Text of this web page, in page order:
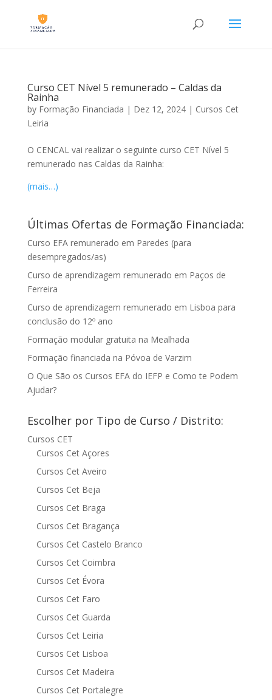
Curso CET Nível 5 remunerado – Caldas da
Rainha
by Formação Financiada | Dez 12, 2024| Cursos Cet
Leiria
O CENCAL vai realizar o seguinte curso CET Nível 5
remunerado nas Caldas da Rainha:
(mais…)
Últimas Ofertas de Formação Financiada:
Curso EFA remunerado em Paredes (para
desempregados/as)
Curso de aprendizagem remunerado em Paços de
Ferreira
Curso de aprendizagem remunerado em Lisboa para
conclusão do 12º ano
Formação modular gratuita na Mealhada
Formação financiada na Póvoa de Varzim
O Que São os Cursos EFA do IEFP e Como te Podem
Ajudar?
Escolher por Tipo de Curso / Distrito:
Cursos CET
Cursos Cet Açores
Cursos Cet Aveiro
Cursos Cet Beja
Cursos Cet Braga
Cursos Cet Bragança
Cursos Cet Castelo Branco
Cursos Cet Coimbra
Cursos Cet Évora
Cursos Cet Faro
Cursos Cet Guarda
Cursos Cet Leiria
Cursos Cet Lisboa
Cursos Cet Madeira
Cursos Cet Portalegre